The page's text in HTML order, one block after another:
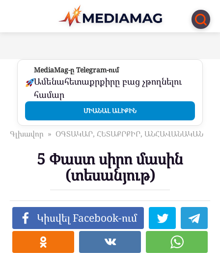
Перейти
контенту
MediaMag-ը Telegram-ում
Ամենահետաքրքիրը բաց չթողնելու
համար
ՄԻԱՆԱԼ ԱԼԻՔԻՆ
Գլխավոր » ՕԳՏԱԿԱՐ, ՀԵՏԱՔՐՔԻՐ, ԱՆՀԱՎԱՆԱԿԱՆ
5 Փաստ սիրո մասին
(տեսանյութ)
Կիսվել Facebook-ում